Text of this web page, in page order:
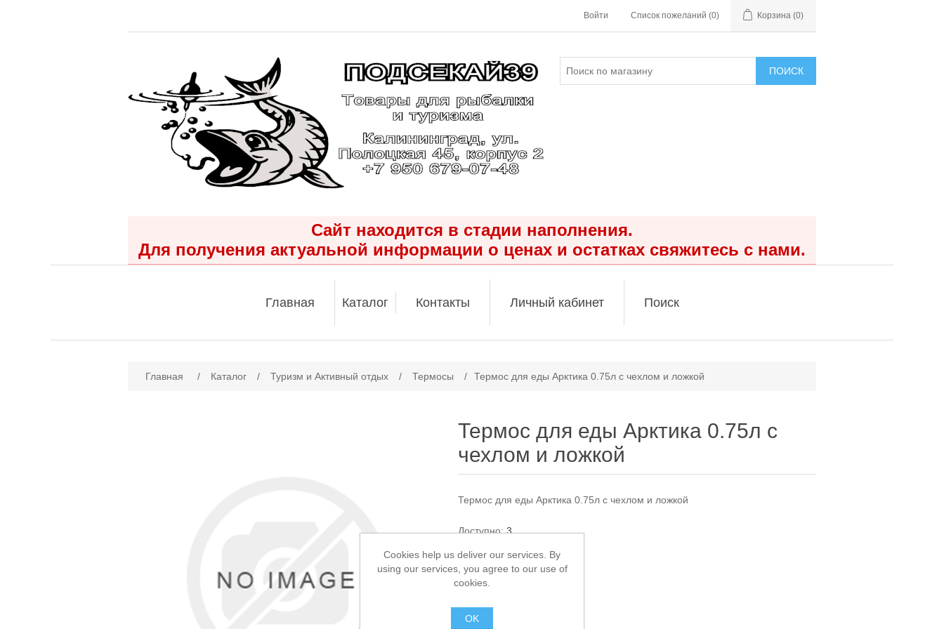
Войти Список пожеланий (0) Корзина (0)
ПОИСК
Сайт находится в стадии наполнения.
Для получения актуальной информации о ценах и остатках свяжитесь с нами.
Главная Каталог Контакты Личный кабинет Поиск
Главная / Каталог / Туризм и Активный отдых / Термосы / Термос для еды Арктика 0.75л с чехлом и ложкой
Термос для еды Арктика 0.75л с
чехлом и ложкой
Термос для еды Арктика 0.75л с чехлом и ложкой
Доступно: 3
2 350,00 ₽
Cookies help us deliver our services. By
using our services, you agree to our use of
cookies.
OK